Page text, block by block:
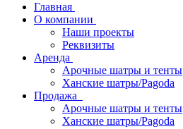
Главная
О компании
Наши проекты
Реквизиты
Аренда
Арочные шатры и тенты
Ханские шатры/Pagoda
Продажа
Арочные шатры и тенты
Ханские шатры/Pagoda